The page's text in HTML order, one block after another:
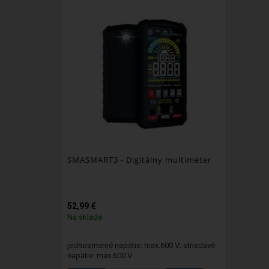
SMASMART3 - Digitálny multimeter
52,99 €
Na sklade
jednosmerné napätie: max.600 V; striedavé
napätie: max.600 V